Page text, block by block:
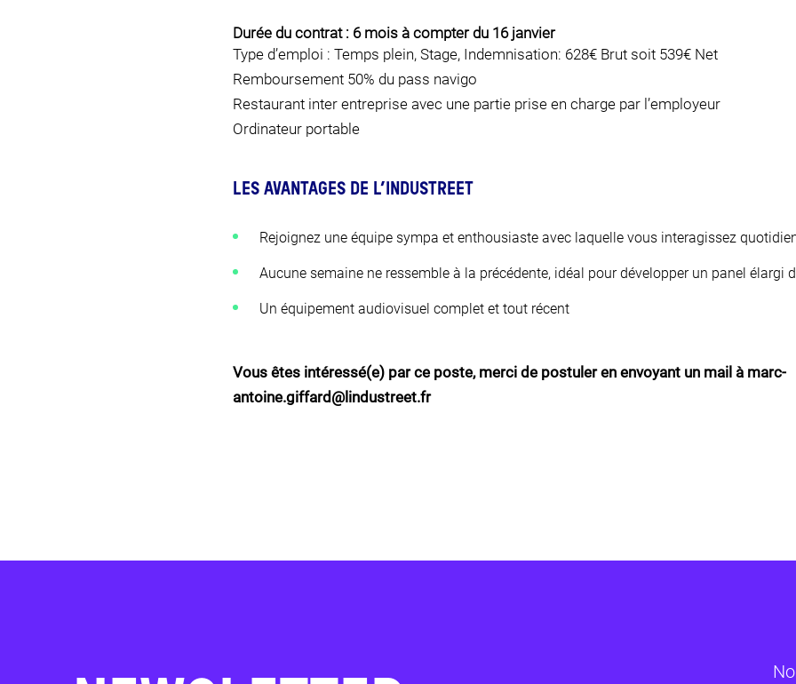
JE FAIS LE TEST
Durée du contrat : 6 mois à compter du 16 janvier
Type d’emploi : Temps plein, Stage, Indemnisation: 628€ Brut soit 539€ Net
Remboursement 50% du pass navigo
Restaurant inter entreprise avec une partie prise en charge par l’employeur
Ordinateur portable
LES AVANTAGES DE L’INDUSTREET
Rejoignez une équipe sympa et enthousiaste avec laquelle vous interagissez
Aucune semaine ne ressemble à la précédente, idéal pour développer un panel élargi
Un équipement audiovisuel complet et tout récent
Vous êtes intéressé(e) par ce poste, merci de postuler en envoyant un mail à marc-
antoine.giffard@lindustreet.fr